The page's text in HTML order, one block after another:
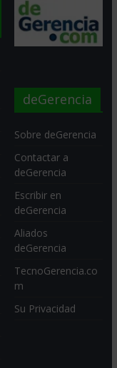
deGerencia
Sobre deGerencia
Contactar a
deGerencia
Escribir en
deGerencia
Aliados
deGerencia
TecnoGerencia.co
m
Su Privacidad